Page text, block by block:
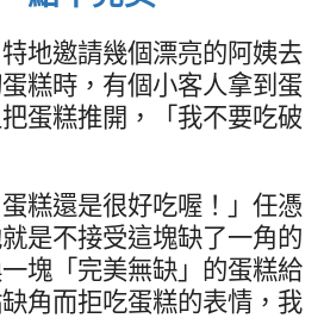
地邀請幾個漂亮的阿姨去
糕時，有個小客人拿到蛋
蛋糕推開，「我不要吃破
蛋糕還是很好吃喔！」任憑
是不接受這塊缺了一角的
塊「完美無缺」的蛋糕給
角而拒吃蛋糕的表情，我